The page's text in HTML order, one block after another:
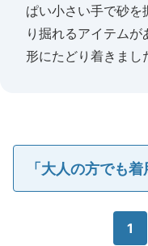
ぱい小さい手で砂を
り掘れるアイテム
形にたどり着きまし
「大人の方でも着
1